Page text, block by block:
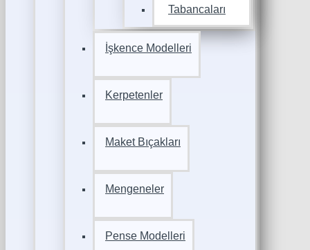
Tabancaları
İşkence Modelleri
Kerpetenler
Maket Bıçakları
Mengeneler
Pense Modelleri